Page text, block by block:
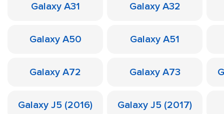
Galaxy A31 Galaxy A32
Galaxy A50 Galaxy A51
Galaxy A72 Galaxy A73
Galaxy J5 (2016) Galaxy J5 (2017)